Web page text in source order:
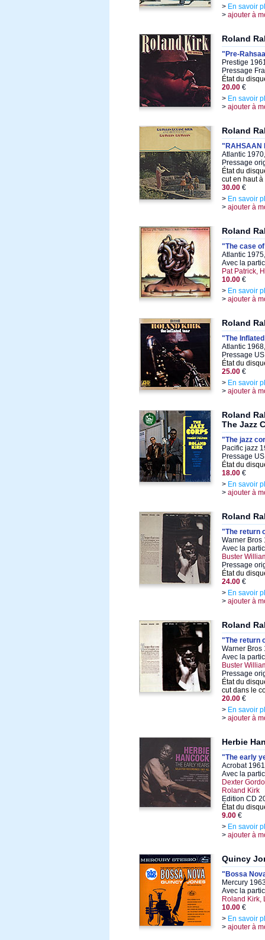
> En savoir
> ajouter à
Roland
"Pre-
Prestige
Pressage
État du
20.00 €
> En savoir
> ajouter à
Roland
"RAHSAAN
Atlantic
Pressage
État du
cut en haut à
30.00 €
> En savoir
> ajouter à
Roland
"The case
Atlantic
Avec la
Pat Patrick,
10.00 €
> En savoir
> ajouter à
Roland
"The
Atlantic
Pressage
État du
25.00 €
> En savoir
> ajouter à
Roland
The Jazz
"The jazz
Pacific jazz
Pressage
État du
18.00 €
> En savoir
> ajouter à
Roland
"The return
Warner Bros
Avec la
Buster
Pressage
État du
24.00 €
> En savoir
> ajouter à
Roland
"The return
Warner Bros
Avec la
Buster
Pressage
État du
cut dans le
20.00 €
> En savoir
> ajouter à
Herbie
"The early
Acrobat
Avec la
Dexter
Roland Kirk
Edition CD
État du
9.00 €
> En savoir
> ajouter à
Quincy
"Bossa
Mercury
Avec la
Roland Kirk,
10.00 €
> En savoir
> ajouter à